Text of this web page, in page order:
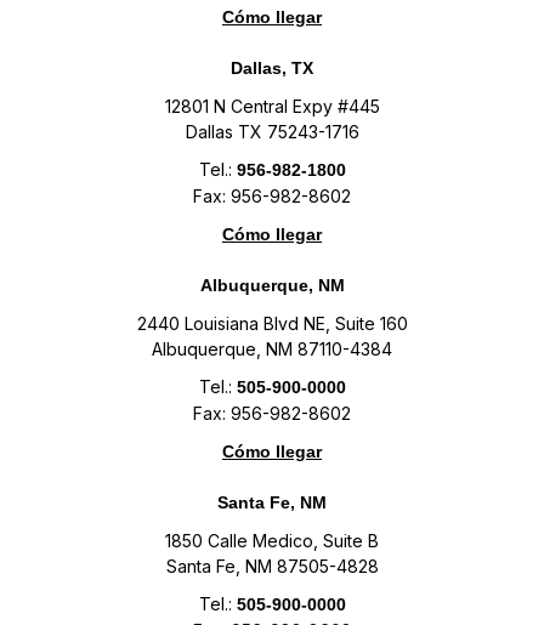
Cómo llegar
Dallas, TX
12801 N Central Expy #445
Dallas TX 75243-1716
Tel.: 956-982-1800
Fax: 956-982-8602
Cómo llegar
Albuquerque, NM
2440 Louisiana Blvd NE, Suite 160
Albuquerque, NM 87110-4384
Tel.: 505-900-0000
Fax: 956-982-8602
Cómo llegar
Santa Fe, NM
1850 Calle Medico, Suite B
Santa Fe, NM 87505-4828
Tel.: 505-900-0000